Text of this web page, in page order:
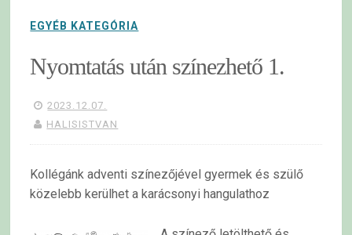
EGYÉB KATEGÓRIA
Nyomtatás után színezhető 1.
2023.12.07.
HALISISTVAN
Kollégánk adventi színezőjével gyermek és szülő
közelebb kerülhet a karácsonyi hangulathoz